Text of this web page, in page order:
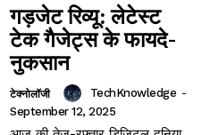
गड़जेट रिव्यू: लेटेस्ट
टेक गैजेट्स के फायदे-
नुकसान
टेक्नोलॉजी TechKnowledge -
September 12, 2025